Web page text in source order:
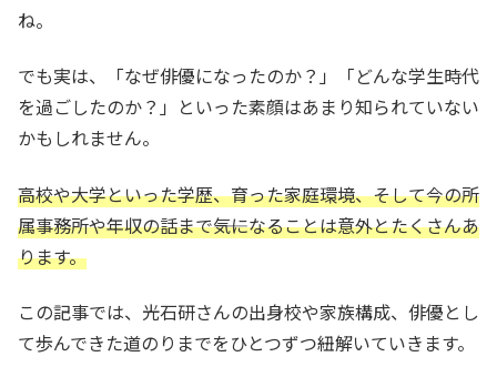
ね。
でも実は、「なぜ俳優になったのか？」「どんな学生時代
を過ごしたのか？」といった素顔はあまり知られていない
かもしれません。
高校や大学といった学歴、育った家庭環境、そして今の所
属事務所や年収の話まで――気になることは意外とたくさんあ
ります。
この記事では、光石研さんの出身校や家族構成、俳優とし
て歩んできた道のりまでをひとつずつ紐解いていきます。